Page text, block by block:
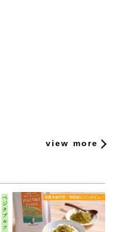
view more